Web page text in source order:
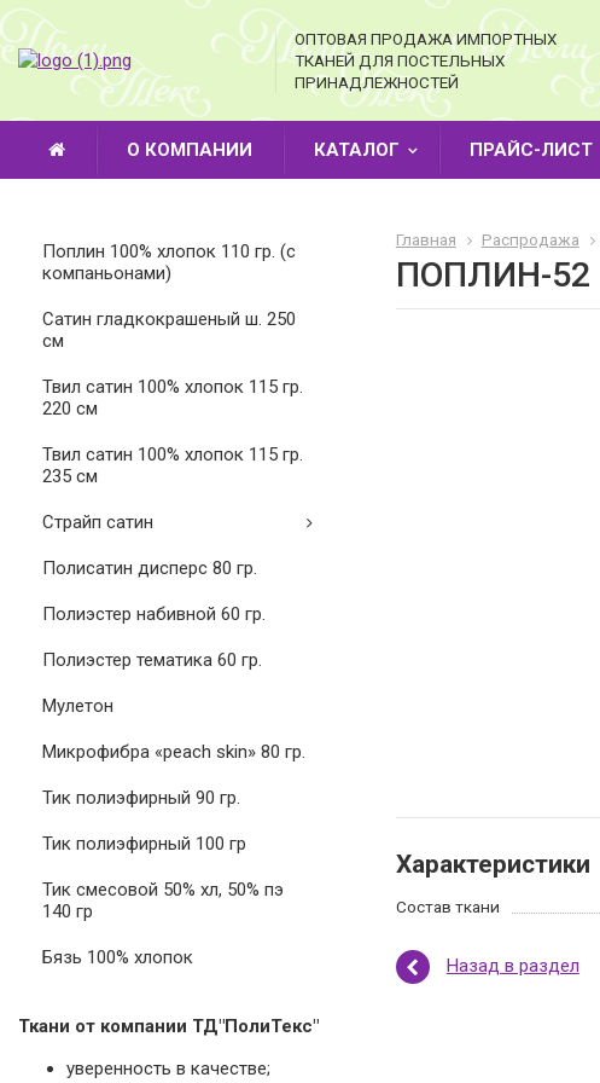
ОПТОВАЯ ПРОДАЖА ИМПОРТНЫХ
ТКАНЕЙ ДЛЯ ПОСТЕЛЬНЫХ
ПРИНАДЛЕЖНОСТЕЙ
О КОМПАНИИ КАТАЛОГ ПРАЙС-ЛИСТ
Поплин 100% хлопок 110 гр. (с
компаньонами)
Cатин гладкокрашеный ш. 250
см
Твил сатин 100% хлопок 115 гр.
220 см
Твил сатин 100% хлопок 115 гр.
235 см
Страйп сатин
Полисатин дисперс 80 гр.
Полиэстер набивной 60 гр.
Полиэстер тематика 60 гр.
Мулетон
Микрофибра «peach skin» 80 гр.
Тик полиэфирный 90 гр.
Тик полиэфирный 100 гр
Тик смесовой 50% хл, 50% пэ
140 гр
Бязь 100% хлопок
Ткани от компании ТД"ПолиТекс"
уверенность в качестве;
Главная Распродажа
ПОПЛИН-52
Характеристики
Состав ткани
Назад в раздел